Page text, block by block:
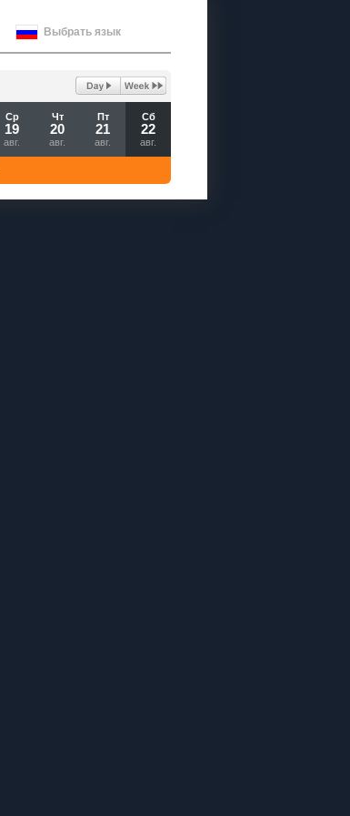
Выбрать язык
Ср
19
авг.
Чт
20
авг.
Пт
21
авг.
Сб
22
авг.